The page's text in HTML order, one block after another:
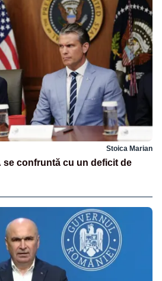
Stoica Marian
se confruntă cu un deficit de